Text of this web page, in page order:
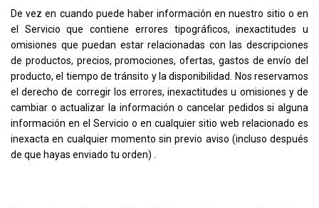
De vez en cuando puede haber información en nuestro sitio o en
el Servicio que contiene errores tipográficos, inexactitudes u
omisiones que puedan estar relacionadas con las descripciones
de productos, precios, promociones, ofertas, gastos de envío del
producto, el tiempo de tránsito y la disponibilidad. Nos reservamos
el derecho de corregir los errores, inexactitudes u omisiones y de
cambiar o actualizar la información o cancelar pedidos si alguna
información en el Servicio o en cualquier sitio web relacionado es
inexacta en cualquier momento sin previo aviso (incluso después
de que hayas enviado tu orden) .